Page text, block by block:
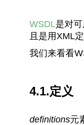
WSDL是对
且是用XML定
我们来看看
4.1.定义
definitions元